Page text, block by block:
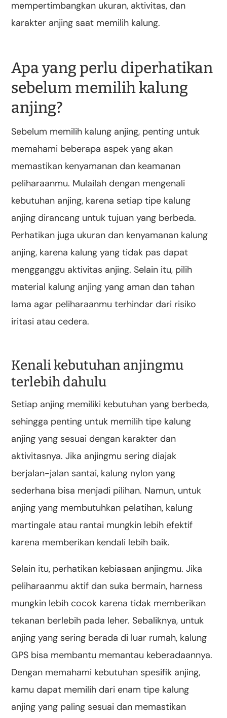
mempertimbangkan ukuran, aktivitas, dan
karakter anjing saat memilih kalung.
Apa yang perlu diperhatikan
sebelum memilih kalung
anjing?
Sebelum memilih kalung anjing, penting untuk
memahami beberapa aspek yang akan
memastikan kenyamanan dan keamanan
peliharaanmu. Mulailah dengan mengenali
kebutuhan anjing, karena setiap tipe kalung
anjing dirancang untuk tujuan yang berbeda.
Perhatikan juga ukuran dan kenyamanan kalung
anjing, karena kalung yang tidak pas dapat
mengganggu aktivitas anjing. Selain itu, pilih
material kalung anjing yang aman dan tahan
lama agar peliharaanmu terhindar dari risiko
iritasi atau cedera.
Kenali kebutuhan anjingmu
terlebih dahulu
Setiap anjing memiliki kebutuhan yang berbeda,
sehingga penting untuk memilih tipe kalung
anjing yang sesuai dengan karakter dan
aktivitasnya. Jika anjingmu sering diajak
berjalan-jalan santai, kalung nylon yang
sederhana bisa menjadi pilihan. Namun, untuk
anjing yang membutuhkan pelatihan, kalung
martingale atau rantai mungkin lebih efektif
karena memberikan kendali lebih baik.
Selain itu, perhatikan kebiasaan anjingmu. Jika
peliharaanmu aktif dan suka bermain, harness
mungkin lebih cocok karena tidak memberikan
tekanan berlebih pada leher. Sebaliknya, untuk
anjing yang sering berada di luar rumah, kalung
GPS bisa membantu memantau keberadaannya.
Dengan memahami kebutuhan spesifik anjing,
kamu dapat memilih dari enam tipe kalung
anjing yang paling sesuai dan memastikan